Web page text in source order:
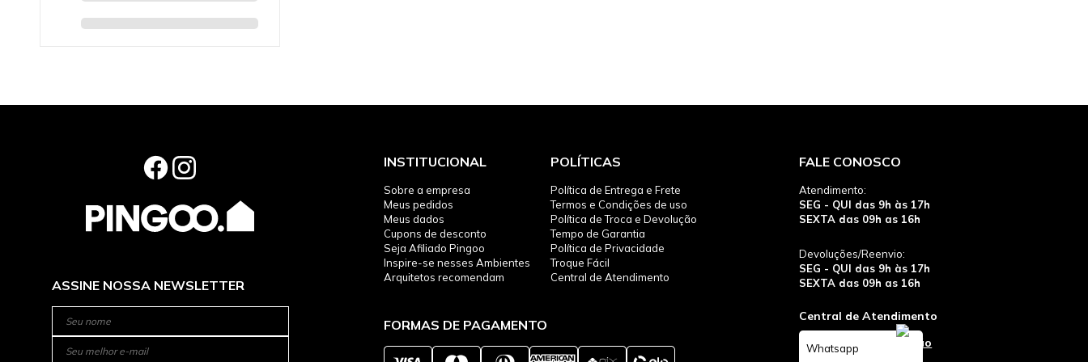
ASSINE NOSSA NEWSLETTER
INSTITUCIONAL
Sobre a empresa
Meus pedidos
Meus dados
Cupons de desconto
Seja Afiliado Pingoo
Inspire-se nesses Ambientes
Arquitetos recomendam
POLÍTICAS
Política de Entrega e Frete
Termos e Condições de uso
Política de Troca e Devolução
Tempo de Garantia
Política de Privacidade
Troque Fácil
Central de Atendimento
FORMAS DE PAGAMENTO
FALE CONOSCO
Atendimento:
SEG - QUI das 9h às 17h
SEXTA das 09h as 16h
Devoluções/Reenvio:
SEG - QUI das 9h às 17h
SEXTA das 09h as 16h
Central de Atendimento
Whatsapp